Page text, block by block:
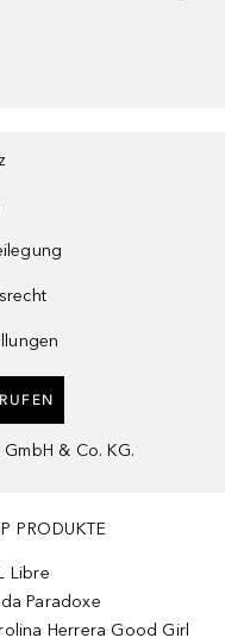
& Co. KG.
PRODUKTE
Libre
Paradoxe
Herrera Good Girl